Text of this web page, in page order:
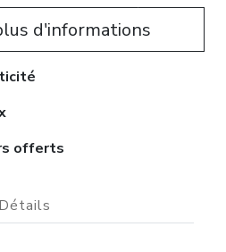
panier
d'informations
offerts
Détails